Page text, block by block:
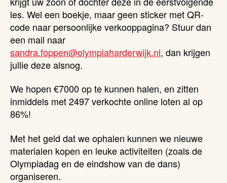
les. Wel een boekje, maar geen sticker met QR-
code naar persoonlijke verkooppagina? Stuur dan
een mail naar
sandra.foppen@olympiaharderwijk.nl, dan krijgen
jullie deze alsnog.
We hopen €7000 op te kunnen halen, en zitten
inmiddels met 2497 verkochte online loten al op
86%!
Met het geld dat we ophalen kunnen we nieuwe
materialen kopen en leuke activiteiten (zoals de
Olympiadag en de eindshow van de dans)
organiseren.